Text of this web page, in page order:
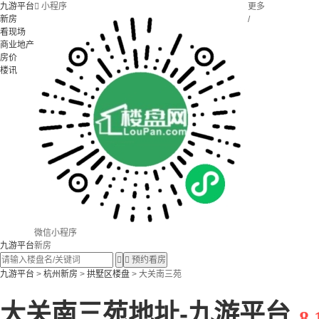
九游平台
新房
看现场
商业地产
房价
楼讯
 小程序
微信小程序
更多
/
九游平台新房
  预约看房
九游平台 > 杭州新房 > 拱墅区楼盘 > 大关南三苑